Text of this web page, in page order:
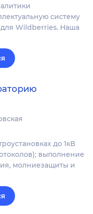
систему
Wildberries. Наша
до 1кВ
выполнение
молниезащиты и